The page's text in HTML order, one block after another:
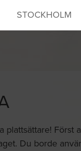
STOCKHOLM
Först
Du borde